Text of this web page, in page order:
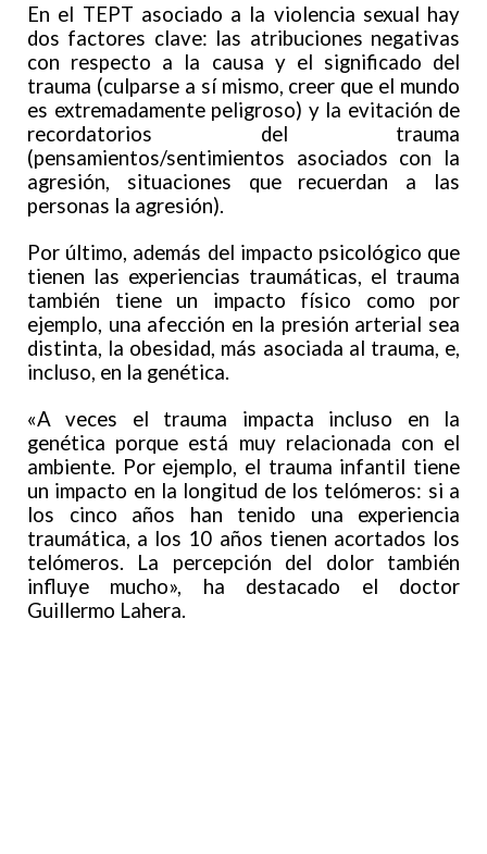
En el TEPT asociado a la violencia sexual hay
dos factores clave: las atribuciones negativas
con respecto a la causa y el significado del
trauma (culparse a sí mismo, creer que el mundo
es extremadamente peligroso) y la evitación de
recordatorios del trauma
(pensamientos/sentimientos asociados con la
agresión, situaciones que recuerdan a las
personas la agresión).
Por último, además del impacto psicológico que
tienen las experiencias traumáticas, el trauma
también tiene un impacto físico como por
ejemplo, una afección en la presión arterial sea
distinta, la obesidad, más asociada al trauma, e,
incluso, en la genética.
«A veces el trauma impacta incluso en la
genética porque está muy relacionada con el
ambiente. Por ejemplo, el trauma infantil tiene
un impacto en la longitud de los telómeros: si a
los cinco años han tenido una experiencia
traumática, a los 10 años tienen acortados los
telómeros. La percepción del dolor también
influye mucho», ha destacado el doctor
Guillermo Lahera.